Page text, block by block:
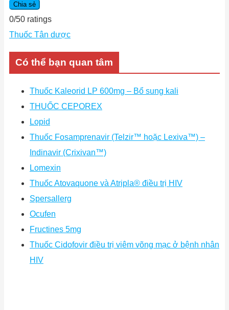
Chia sẻ
0/50 ratings
Thuốc Tân dược
Có thể bạn quan tâm
Thuốc Kaleorid LP 600mg – Bổ sung kali
THUỐC CEPOREX
Lopid
Thuốc Fosamprenavir (Telzir™ hoặc Lexiva™) –
Indinavir (Crixivan™)
Lomexin
Thuốc Atovaquone và Atripla® điều trị HIV
Spersallerg
Ocufen
Fructines 5mg
Thuốc Cidofovir điều trị viêm võng mạc ở bệnh nhân
HIV